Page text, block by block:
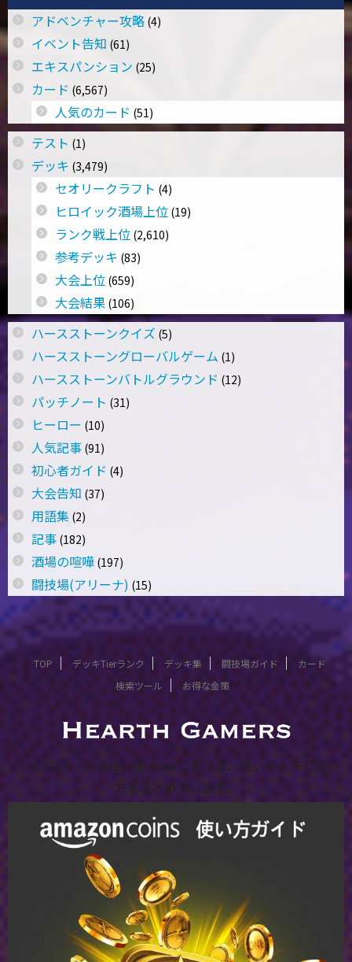
アドベンチャー攻略 (4)
イベント告知 (61)
エキスパンション (25)
カード (6,567)
人気のカード (51)
テスト (1)
デッキ (3,479)
セオリークラフト (4)
ヒロイック酒場上位 (19)
ランク戦上位 (2,610)
参考デッキ (83)
大会上位 (659)
大会結果 (106)
ハースストーンクイズ (5)
ハースストーングローバルゲーム (1)
ハースストーンバトルグラウンド (12)
パッチノート (31)
ヒーロー (10)
人気記事 (91)
初心者ガイド (4)
大会告知 (37)
用語集 (2)
記事 (182)
酒場の喧嘩 (197)
闘技場(アリーナ) (15)
TOP デッキTierランク デッキ集 闘技場ガイド
カード
検索ツール
お得な金策
ハースストーン/Hearthstoneにおける、強いデッキと使い
方をまとめています。